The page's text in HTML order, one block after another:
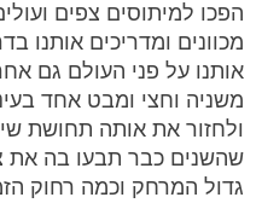
הפכו למיתוסים צפים
מכוונים ומדריכים אותנו
אותנו על פני העולם גם
משניה וחצי ומבט אחד
ולחזור את אותה תחושת
שהשנים כבר תבעו בה את
גדול המרחק וכמה רחוק